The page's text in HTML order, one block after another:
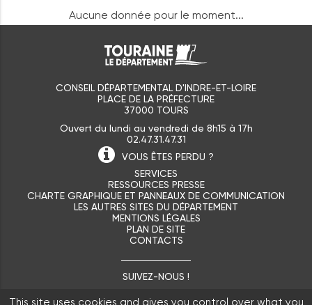
Aucune donnée pour le moment...
CONSEIL DÉPARTEMENTAL D'INDRE-ET-LOIRE
PLACE DE LA PRÉFECTURE
37000 TOURS
Ouvert du lundi au vendredi de 8h15 à 17h
02.47.31.47.31
VOUS ÊTES PERDU ?
SERVICES
RESSOURCES PRESSE
CHARTE GRAPHIQUE ET PANNEAUX DE COMMUNICATION
LES AUTRES SITES DU DÉPARTEMENT
MENTIONS LÉGALES
PLAN DE SITE
CONTACTS
SUIVEZ-NOUS !
This site uses cookies and gives you control over what you